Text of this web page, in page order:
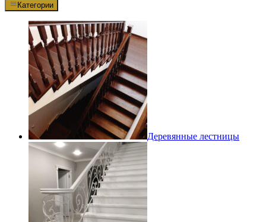
Категории
Деревянные лестницы